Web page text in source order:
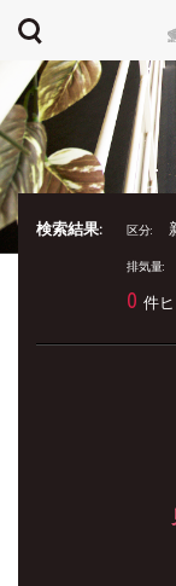
検索結果: 区分:
排気量:
0 件